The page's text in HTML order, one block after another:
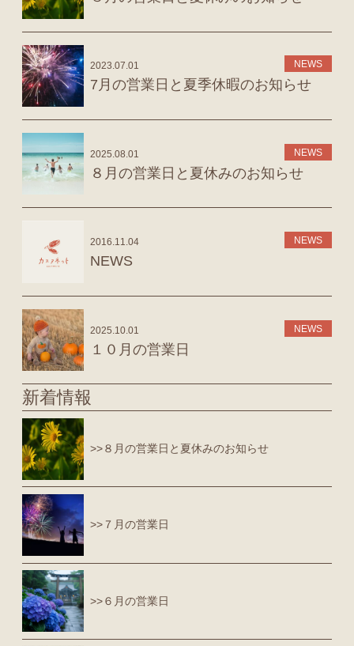
2023.07.01 NEWS
7月の営業日と夏季休暇のお知らせ
2025.08.01 NEWS
８月の営業日と夏休みのお知らせ
2016.11.04 NEWS
NEWS
2025.10.01 NEWS
１０月の営業日
新着情報
>>８月の営業日と夏休みのお知らせ
>>７月の営業日
>>６月の営業日